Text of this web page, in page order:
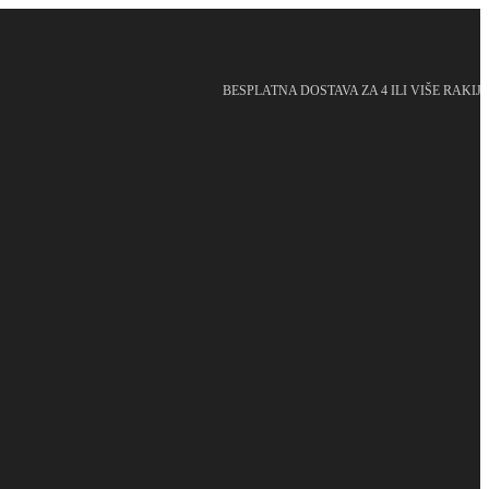
BESPLATNA DOSTAVA ZA 4 ILI VIŠE